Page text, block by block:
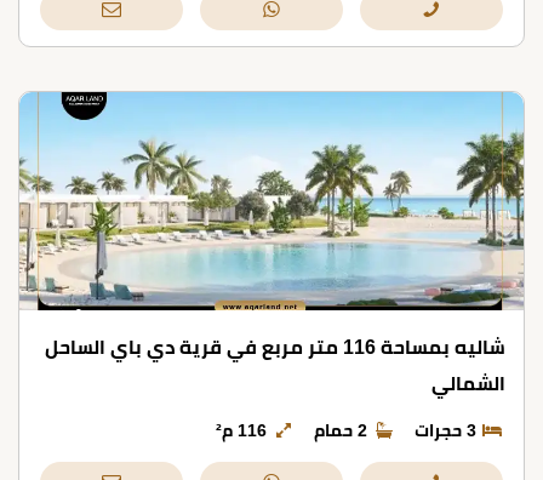
شاليه بمساحة 116 متر مربع في قرية دي باي الساحل
الشمالي
3 حجرات 2 حمام 116 م²